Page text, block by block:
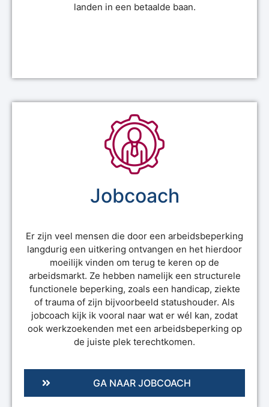
landen in een betaalde baan.
Jobcoach
Er zijn veel mensen die door een arbeidsbeperking
langdurig een uitkering ontvangen en het hierdoor
moeilijk vinden om terug te keren op de
arbeidsmarkt. Ze hebben namelijk een structurele
functionele beperking, zoals een handicap, ziekte
of trauma of zijn bijvoorbeeld statushouder. Als
jobcoach kijk ik vooral naar wat er wél kan, zodat
ook werkzoekenden met een arbeidsbeperking op
de juiste plek terechtkomen.
GA NAAR JOBCOACH